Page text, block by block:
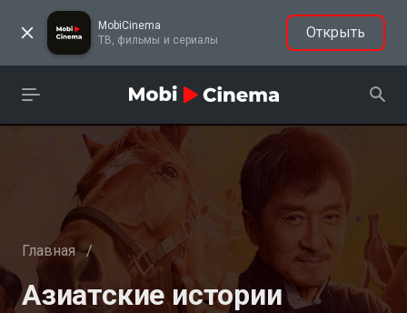
MobiCinema
ТВ, фильмы и сериалы
Открыть
Главная /
Азиатские истории